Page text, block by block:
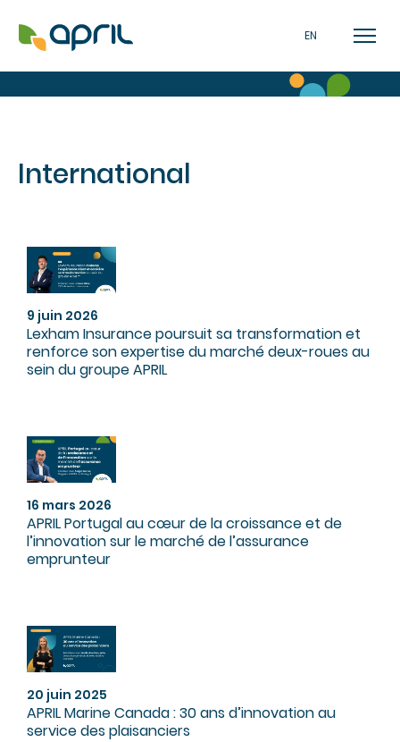
EN
International
9 juin 2026
Lexham Insurance poursuit sa transformation et
renforce son expertise du marché deux-roues au
sein du groupe APRIL
16 mars 2026
APRIL Portugal au cœur de la croissance et de
l’innovation sur le marché de l’assurance
emprunteur
20 juin 2025
APRIL Marine Canada : 30 ans d’innovation au
service des plaisanciers